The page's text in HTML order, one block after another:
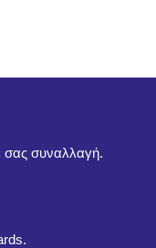
σας συναλλαγή.